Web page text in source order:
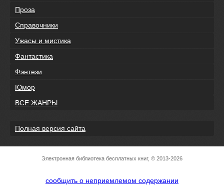
Проза
Справочники
Ужасы и мистика
Фантастика
Фэнтези
Юмор
ВСЕ ЖАНРЫ
Полная версия сайта
Электронная библиотека бесплатных книг, © 2013-2026
сообщить о неприемлемом содержании